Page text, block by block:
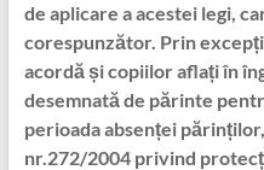
de aplicare a acestei legi,
corespunzător. Prin
acordă și copiilor aflați în
desemnată de părinte
perioada absenței
nr.272/2004 privind